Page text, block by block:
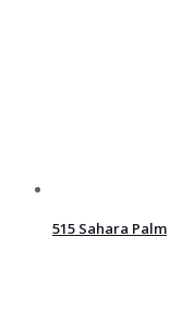
515 Sahara Palm